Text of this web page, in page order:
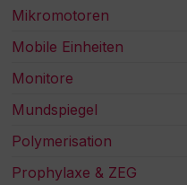
Mikromotoren
Mobile Einheiten
Monitore
Mundspiegel
Polymerisation
Prophylaxe & ZEG